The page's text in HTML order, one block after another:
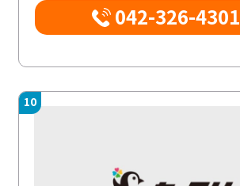
042-326-4301
10